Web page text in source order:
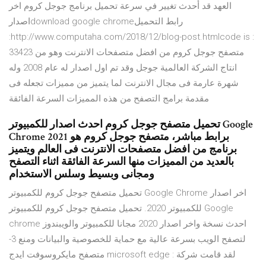
العهد قد أحدث تغيير في سرعة تحميل برنامج جوجل كروم اخر
اصدارdownload google chromeرابط التحميل
:http://www.computaha.com/2018/12/blog-post.htmlcode is :
33423 متصفح جوجل كروم من افضل متصفحات الانترنت وهو من
انتاج الشركة العالمية جوجل وقد تم اول اصدار له عام 2008 وله
شهرة عارمة فى مجال الانترنت لما يتميز من مميزات تجعله فى
مقدمة برامج التصفح من هذه المميزات السرعة الفائقة
تحميل متصفح جوجل كروم احدث اصدار للكمبيوتر Google
Chrome 2021 برابط مباشر، متصفح جوجل كروم هو
برنامج من افضل متصفحات الانترنت فى العالم ويتميز
بالعديد من المميزات منها السرعة الفائقة اثناء التصفح
ومجانى وبسيط وسلس الاستخدام
تحميل متصفح جوجل كروم للكمبيوتر Google Chrome اخر اصدار
للكمبيوتر 2020. تحميل متصفح جوجل كروم للكمبيوتر Google
chrome احدث نسخة واخر اصدار 2020 مجانا للكمبيوتر والويبندوز
لتصفح الويب بسرعة عالية مع حماية للخصوصية والبيانات ومنع 3-
متصفح مايكروسوفت ايدج microsoft edge : لقد قامت شركة